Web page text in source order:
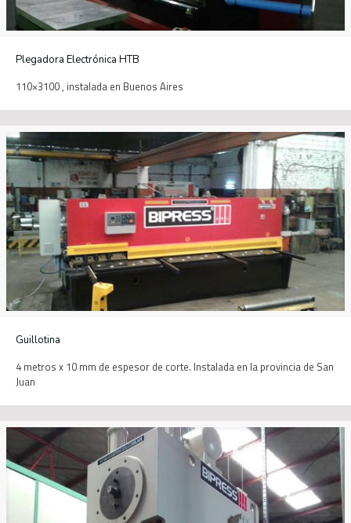
Plegadora Electrónica HTB
110×3100 , instalada en Buenos Aires
Guillotina
4 metros x 10 mm de espesor de corte. Instalada en la provincia de San
Juan